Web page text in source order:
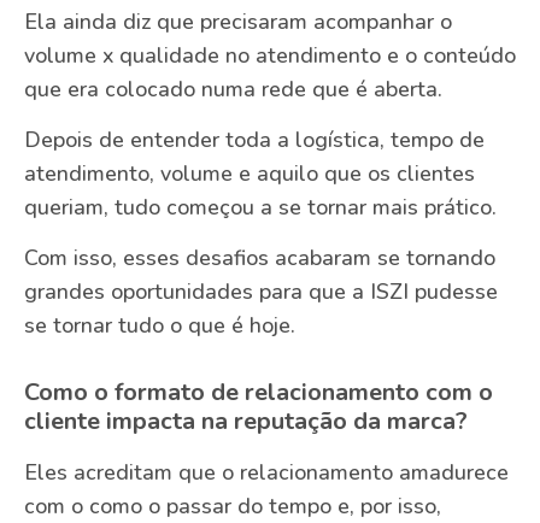
Ela ainda diz que precisaram acompanhar o
volume x qualidade no atendimento e o conteúdo
que era colocado numa rede que é aberta.
Depois de entender toda a logística, tempo de
atendimento, volume e aquilo que os clientes
queriam, tudo começou a se tornar mais prático.
Com isso, esses desafios acabaram se tornando
grandes oportunidades para que a ISZI pudesse
se tornar tudo o que é hoje.
Como o formato de relacionamento com o
cliente impacta na reputação da marca?
Eles acreditam que o relacionamento amadurece
com o como o passar do tempo e, por isso,